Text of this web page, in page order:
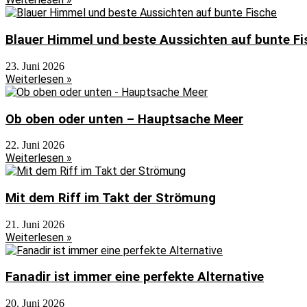
Blauer Himmel und beste Aussichten auf bunte
23. Juni 2026
Weiterlesen »
Ob oben oder unten – Hauptsache Meer
22. Juni 2026
Weiterlesen »
Mit dem Riff im Takt der Strömung
21. Juni 2026
Weiterlesen »
Fanadir ist immer eine perfekte Alternative
20. Juni 2026